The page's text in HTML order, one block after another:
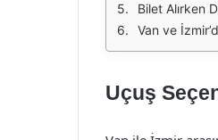
Bilet Alırken
Van ve
Uçuş